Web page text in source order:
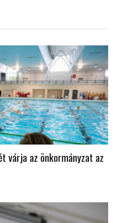
várja az önkormányzat az